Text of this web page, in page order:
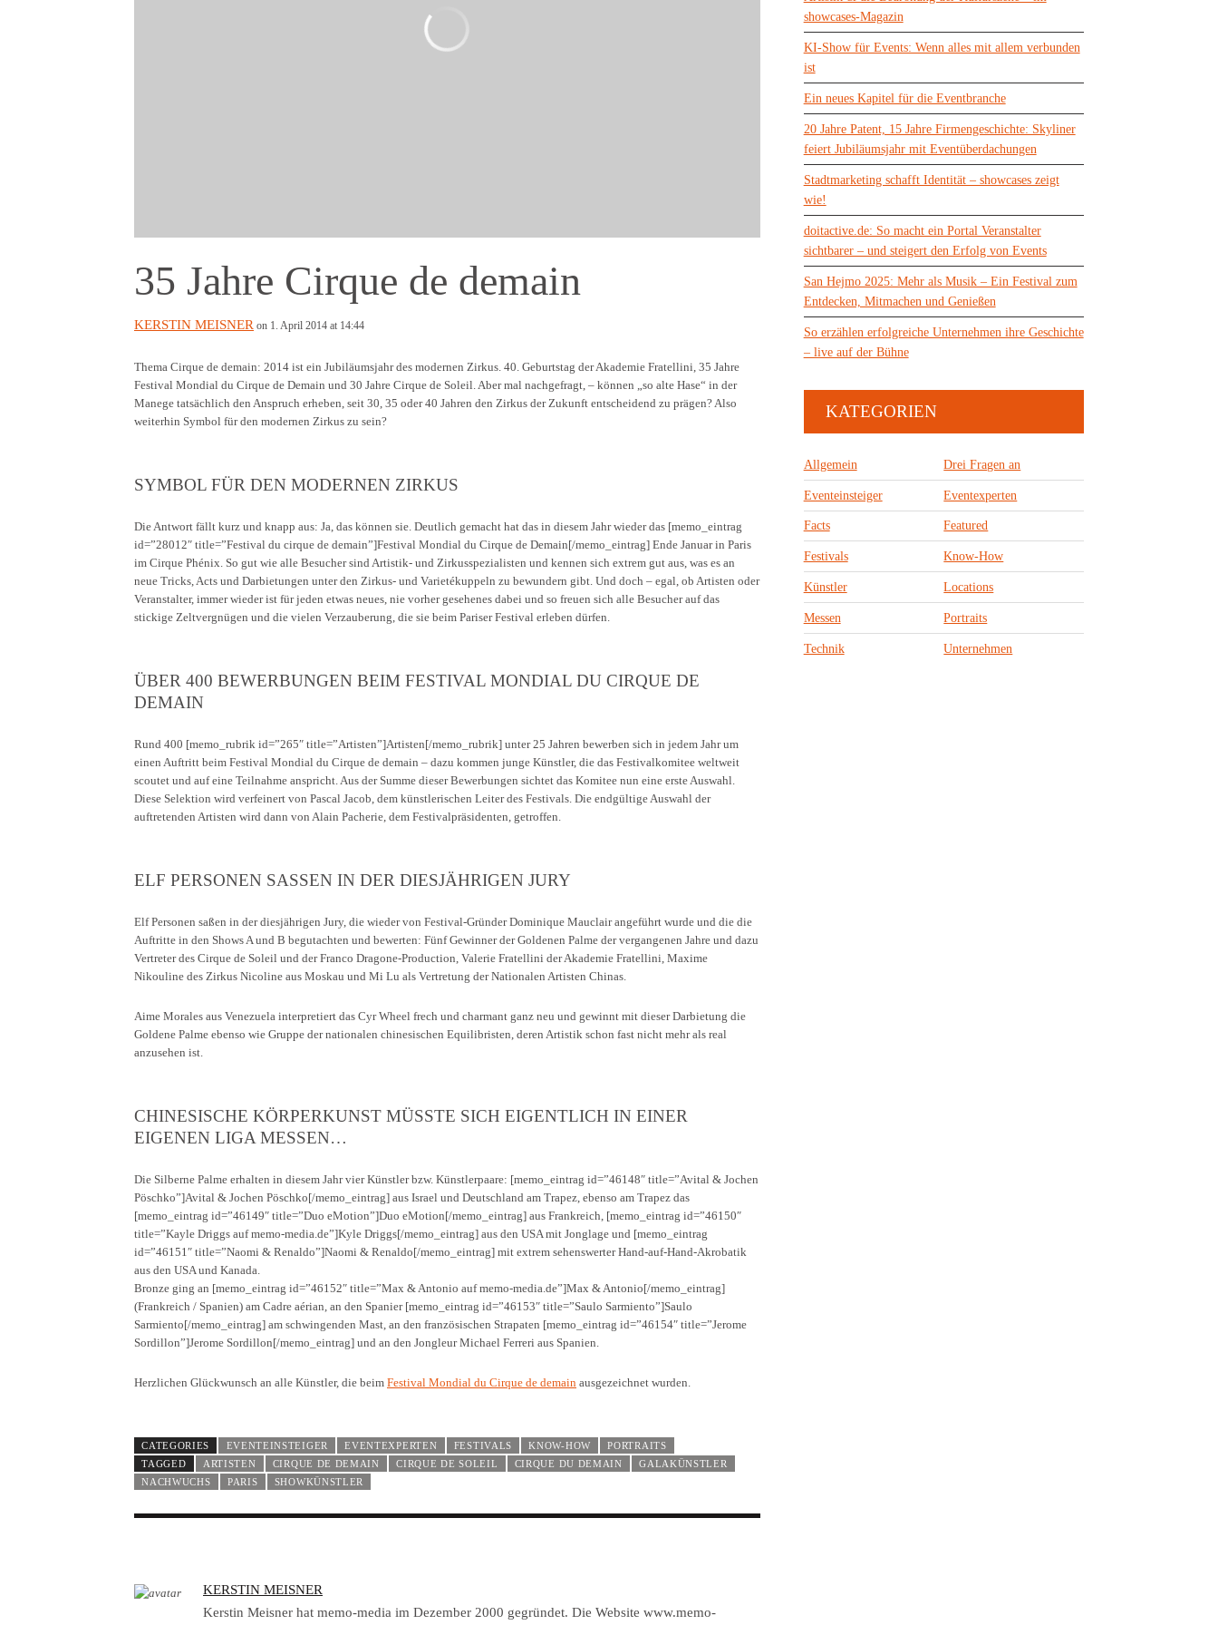
35 Jahre Cirque de demain
KERSTIN MEISNER on 1. April 2014 at 14:44
Thema Cirque de demain: 2014 ist ein Jubiläumsjahr des modernen Zirkus. 40. Geburtstag der Akademie Fratellini, 35 Jahre
Festival Mondial du Cirque de Demain und 30 Jahre Cirque de Soleil. Aber mal nachgefragt, – können „so alte Hase“ in der
Manege tatsächlich den Anspruch erheben, seit 30, 35 oder 40 Jahren den Zirkus der Zukunft entscheidend zu prägen? Also
weiterhin Symbol für den modernen Zirkus zu sein?
SYMBOL FÜR DEN MODERNEN ZIRKUS
Die Antwort fällt kurz und knapp aus: Ja, das können sie. Deutlich gemacht hat das in diesem Jahr wieder das [memo_eintrag
id=”28012″ title=”Festival du cirque de demain”]Festival Mondial du Cirque de Demain[/memo_eintrag] Ende Januar in Paris
im Cirque Phénix. So gut wie alle Besucher sind Artistik- und Zirkusspezialisten und kennen sich extrem gut aus, was es an
neue Tricks, Acts und Darbietungen unter den Zirkus- und Varietékuppeln zu bewundern gibt. Und doch – egal, ob Artisten oder
Veranstalter, immer wieder ist für jeden etwas neues, nie vorher gesehenes dabei und so freuen sich alle Besucher auf das
stickige Zeltvergnügen und die vielen Verzauberung, die sie beim Pariser Festival erleben dürfen.
ÜBER 400 BEWERBUNGEN BEIM FESTIVAL MONDIAL DU CIRQUE DE
DEMAIN
Rund 400 [memo_rubrik id=”265″ title=”Artisten”]Artisten[/memo_rubrik] unter 25 Jahren bewerben sich in jedem Jahr um
einen Auftritt beim Festival Mondial du Cirque de demain – dazu kommen junge Künstler, die das Festivalkomitee weltweit
scoutet und auf eine Teilnahme anspricht. Aus der Summe dieser Bewerbungen sichtet das Komitee nun eine erste Auswahl.
Diese Selektion wird verfeinert von Pascal Jacob, dem künstlerischen Leiter des Festivals. Die endgültige Auswahl der
auftretenden Artisten wird dann von Alain Pacherie, dem Festivalpräsidenten, getroffen.
ELF PERSONEN SASSEN IN DER DIESJÄHRIGEN JURY
Elf Personen saßen in der diesjährigen Jury, die wieder von Festival-Gründer Dominique Mauclair angeführt wurde und die die
Auftritte in den Shows A und B begutachten und bewerten: Fünf Gewinner der Goldenen Palme der vergangenen Jahre und dazu
Vertreter des Cirque de Soleil und der Franco Dragone-Production, Valerie Fratellini der Akademie Fratellini, Maxime
Nikouline des Zirkus Nicoline aus Moskau und Mi Lu als Vertretung der Nationalen Artisten Chinas.
Aime Morales aus Venezuela interpretiert das Cyr Wheel frech und charmant ganz neu und gewinnt mit dieser Darbietung die
Goldene Palme ebenso wie Gruppe der nationalen chinesischen Equilibristen, deren Artistik schon fast nicht mehr als real
anzusehen ist.
CHINESISCHE KÖRPERKUNST MÜSSTE SICH EIGENTLICH IN EINER E
IGENEN LIGA MESSEN…
Die Silberne Palme erhalten in diesem Jahr vier Künstler bzw. Künstlerpaare: [memo_eintrag id=”46148″ title=”Avital & Jochen
Pöschko”]Avital & Jochen Pöschko[/memo_eintrag] aus Israel und Deutschland am Trapez, ebenso am Trapez das
[memo_eintrag id=”46149″ title=”Duo eMotion”]Duo eMotion[/memo_eintrag] aus Frankreich, [memo_eintrag id=”46150″
title=”Kayle Driggs auf memo-media.de”]Kyle Driggs[/memo_eintrag] aus den USA mit Jonglage und [memo_eintrag
id=”46151″ title=”Naomi & Renaldo”]Naomi & Renaldo[/memo_eintrag] mit extrem sehenswerter Hand-auf-Hand-Akrobatik
aus den USA und Kanada.
Bronze ging an [memo_eintrag id=”46152″ title=”Max & Antonio auf memo-media.de”]Max & Antonio[/memo_eintrag]
(Frankreich / Spanien) am Cadre aérian, an den Spanier [memo_eintrag id=”46153″ title=”Saulo Sarmiento”]Saulo
Sarmiento[/memo_eintrag] am schwingenden Mast, an den französischen Strapaten [memo_eintrag id=”46154″ title=”Jerome
Sordillon”]Jerome Sordillon[/memo_eintrag] und an den Jongleur Michael Ferreri aus Spanien.
Herzlichen Glückwunsch an alle Künstler, die beim Festival Mondial du Cirque de demain ausgezeichnet wurden.
CATEGORIES EVENTEINSTEIGER EVENTEXPERTEN FESTIVALS KNOW-HOW
PORTRAITS
TAGGED
ARTISTEN CIRQUE DE DEMAIN CIRQUE DE SOLEIL CIRQUE DU DEMAIN
GALAKÜNSTLER
NACHWUCHS
PARIS SHOWKÜNSTLER
A
U
KERSTIN MEISNER
Kerstin Meisner hat memo-media im Dezember 2000 gegründet. Die Website www.memo-
showcases-Magazin
KI-Show für Events: Wenn alles mit allem verbunden
ist
Ein neues Kapitel für die Eventbranche
20 Jahre Patent, 15 Jahre Firmengeschichte: Skyliner
feiert Jubiläumsjahr mit Eventüberdachungen
Stadtmarketing schafft Identität – showcases zeigt
wie!
doitactive.de: So macht ein Portal Veranstalter
sichtbarer – und steigert den Erfolg von Events
San Hejmo 2025: Mehr als Musik – Ein Festival zum
Entdecken, Mitmachen und Genießen
So erzählen erfolgreiche Unternehmen ihre Geschichte
– live auf der Bühne
KATEGORIEN
Allgemein Drei Fragen an
Eventeinsteiger Eventexperten
Facts Featured
Festivals Know-How
Künstler Locations
Messen Portraits
Technik Unternehmen